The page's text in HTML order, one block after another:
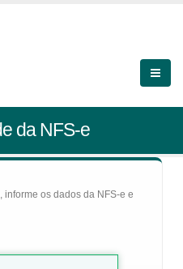
da NFS-e
informe os dados da NFS-e e